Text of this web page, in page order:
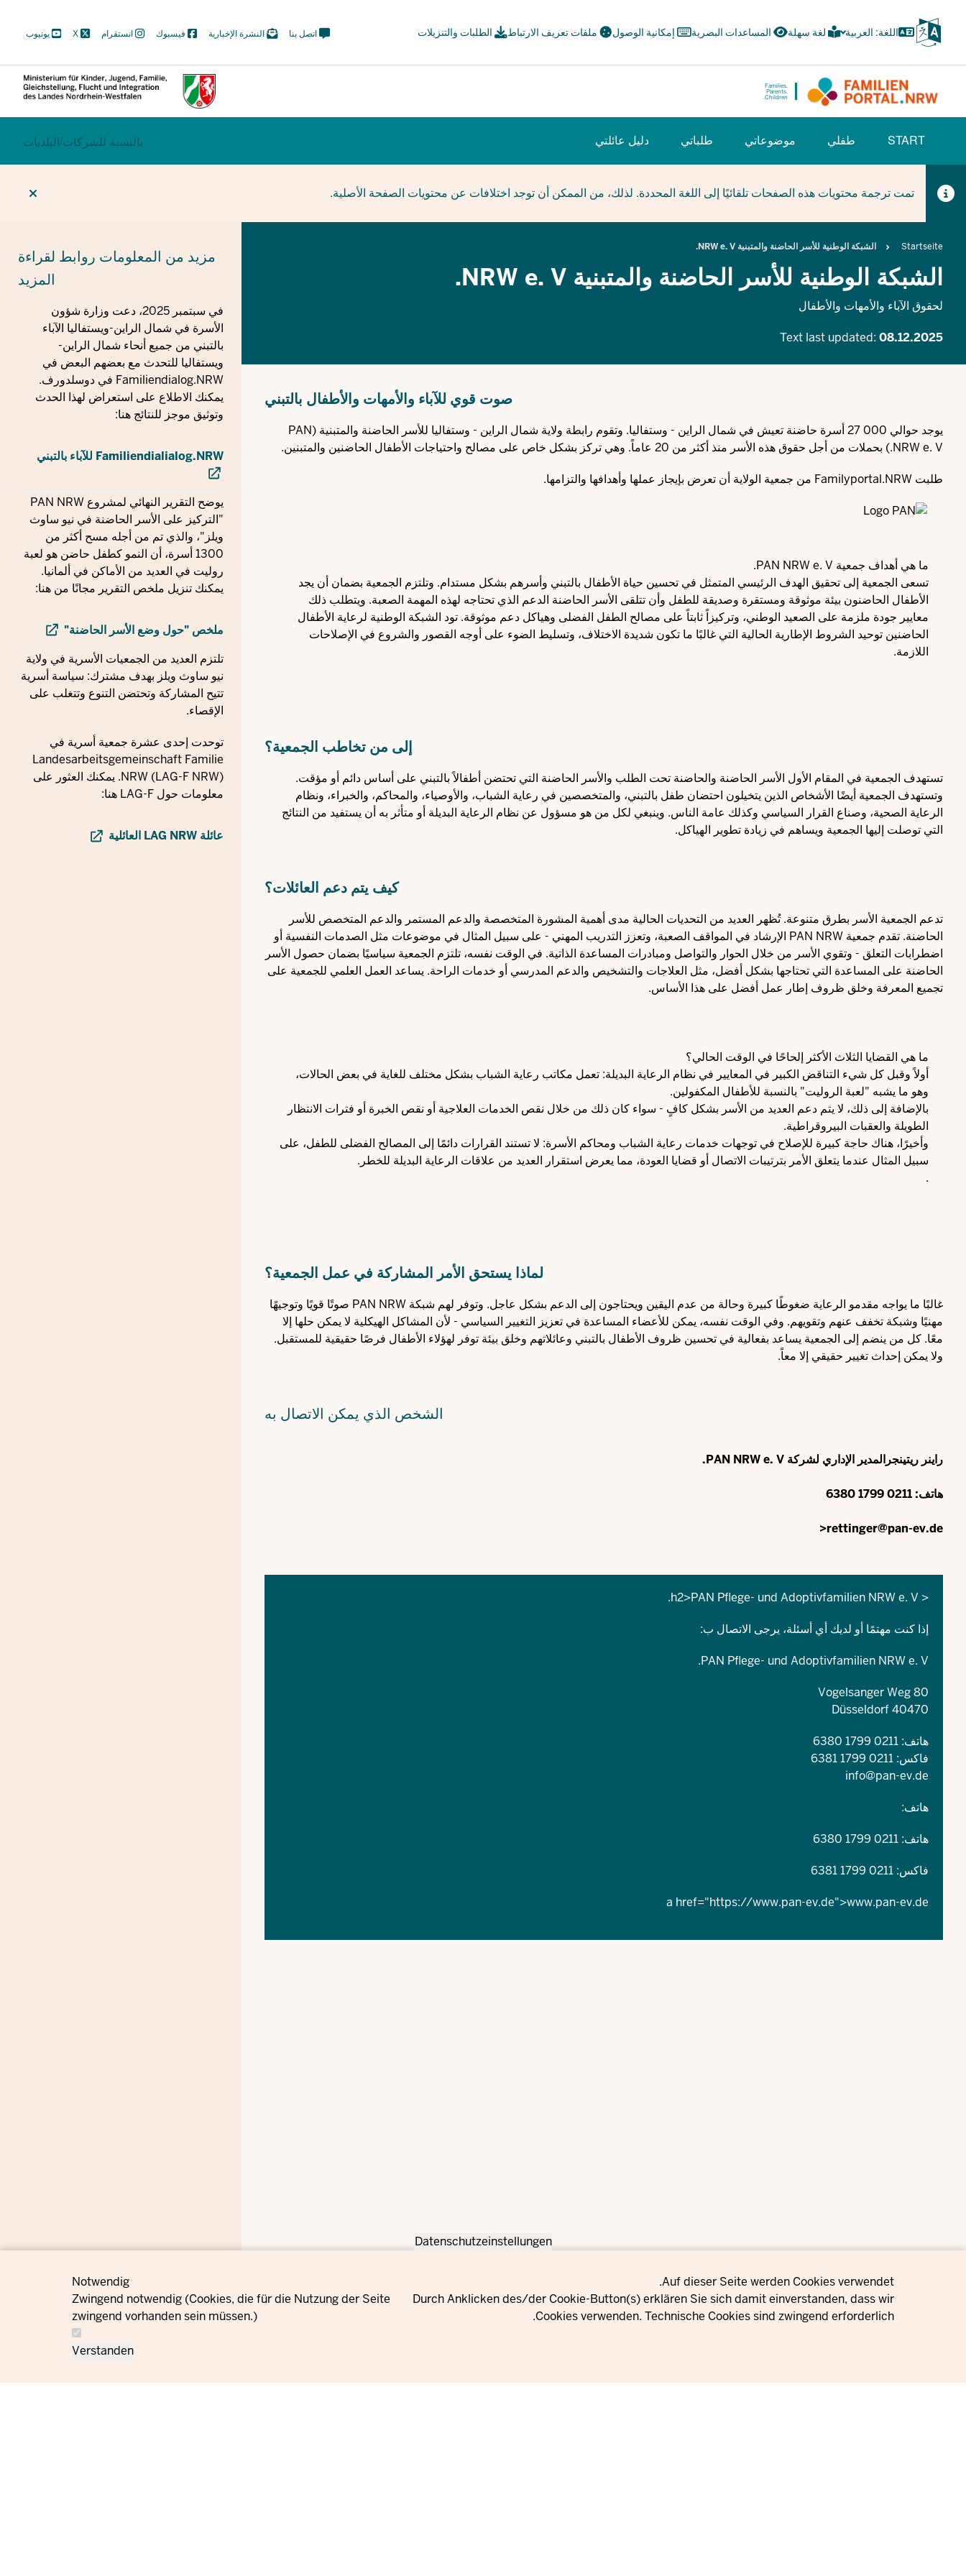
Privacy settings
Datenschutzeinstellungen
Auf dieser Seite werden Cookies verwendet.
Durch Anklicken des/der Cookie-Button(s) erklären Sie sich damit einverstanden, dass wir
Cookies verwenden. Technische Cookies sind zwingend erforderlich.
Notwendig
Zwingend notwendig (Cookies, die für die Nutzung der Seite
zwingend vorhanden sein müssen.)
Verstanden
main
اللغة: العربية لغة سهلة المساعدات البصرية إمكانية الوصول ملفات تعريف الارتباط الطلبات والتنزيلات
Meta
Social
اتصل بنا النشرة الإخبارية فيسبوك انستقرام X يوتيوب
Families.
Parents.
Children.
(BÜRGERBEREICH)
START طفلي موضوعاتي طلباتي دليل عائلتي BEREICHSWECHSEL
بالنسبة للشركات/البلديات
تمت ترجمة محتويات هذه الصفحات تلقائيًا إلى اللغة المحددة. لذلك، من الممكن أن توجد اختلافات عن محتويات الصفحة الأصلية.
Breadcrumb
Startseite الشبكة الوطنية للأسر الحاضنة والمتبنية NRW e. V.
الشبكة الوطنية للأسر الحاضنة والمتبنية NRW e. V.
لحقوق الآباء والأمهات والأطفال
Text last updated: 08.12.2025
صوت قوي للآباء والأمهات والأطفال بالتبني
يوجد حوالي 000 27 أسرة حاضنة تعيش في شمال الراين - وستفاليا. وتقوم رابطة ولاية شمال الراين - وستفاليا للأسر الحاضنة والمتبنية (PAN
NRW e. V.) بحملات من أجل حقوق هذه الأسر منذ أكثر من 20 عاماً. وهي تركز بشكل خاص على مصالح واحتياجات الأطفال الحاضنين والمتبنين.
طلبت Familyportal.NRW من جمعية الولاية أن تعرض بإيجاز عملها وأهدافها والتزامها.
ما هي أهداف جمعية PAN NRW e. V.
تسعى الجمعية إلى تحقيق الهدف الرئيسي المتمثل في تحسين حياة الأطفال بالتبني وأسرهم بشكل مستدام. وتلتزم الجمعية بضمان أن يجد
الأطفال الحاضنون بيئة موثوقة ومستقرة وصديقة للطفل وأن تتلقى الأسر الحاضنة الدعم الذي تحتاجه لهذه المهمة الصعبة. ويتطلب ذلك
معايير جودة ملزمة على الصعيد الوطني، وتركيزاً ثابتاً على مصالح الطفل الفضلى وهياكل دعم موثوقة. تود الشبكة الوطنية لرعاية الأطفال
الحاضنين توحيد الشروط الإطارية الحالية التي غالبًا ما تكون شديدة الاختلاف، وتسليط الضوء على أوجه القصور والشروع في الإصلاحات
اللازمة.
إلى من تخاطب الجمعية؟
تستهدف الجمعية في المقام الأول الأسر الحاضنة والحاضنة تحت الطلب والأسر الحاضنة التي تحتضن أطفالاً بالتبني على أساس دائم أو مؤقت.
وتستهدف الجمعية أيضًا الأشخاص الذين يتخيلون احتضان طفل بالتبني، والمتخصصين في رعاية الشباب، والأوصياء، والمحاكم، والخبراء، ونظام
الرعاية الصحية، وصناع القرار السياسي وكذلك عامة الناس. وينبغي لكل من هو مسؤول عن نظام الرعاية البديلة أو متأثر به أن يستفيد من النتائج
التي توصلت إليها الجمعية ويساهم في زيادة تطوير الهياكل.
كيف يتم دعم العائلات؟
تدعم الجمعية الأسر بطرق متنوعة. تُظهر العديد من التحديات الحالية مدى أهمية المشورة المتخصصة والدعم المستمر والدعم المتخصص للأسر
الحاضنة. تقدم جمعية PAN NRW الإرشاد في المواقف الصعبة، وتعزز التدريب المهني - على سبيل المثال في موضوعات مثل الصدمات النفسية أو
اضطرابات التعلق - وتقوي الأسر من خلال الحوار والتواصل ومبادرات المساعدة الذاتية. في الوقت نفسه، تلتزم الجمعية سياسيًا بضمان حصول الأسر
الحاضنة على المساعدة التي تحتاجها بشكل أفضل، مثل العلاجات والتشخيص والدعم المدرسي أو خدمات الراحة. يساعد العمل العلمي للجمعية على
تجميع المعرفة وخلق ظروف إطار عمل أفضل على هذا الأساس.
ما هي القضايا الثلاث الأكثر إلحاحًا في الوقت الحالي؟
أولاً وقبل كل شيء التناقض الكبير في المعايير في نظام الرعاية البديلة: تعمل مكاتب رعاية الشباب بشكل مختلف للغاية في بعض الحالات،
وهو ما يشبه "لعبة الروليت" بالنسبة للأطفال المكفولين.
بالإضافة إلى ذلك، لا يتم دعم العديد من الأسر بشكل كافٍ - سواء كان ذلك من خلال نقص الخدمات العلاجية أو نقص الخبرة أو فترات الانتظار
الطويلة والعقبات البيروقراطية.
وأخيرًا، هناك حاجة كبيرة للإصلاح في توجهات خدمات رعاية الشباب ومحاكم الأسرة: لا تستند القرارات دائمًا إلى المصالح الفضلى للطفل، على
سبيل المثال عندما يتعلق الأمر بترتيبات الاتصال أو قضايا العودة، مما يعرض استقرار العديد من علاقات الرعاية البديلة للخطر.
.
لماذا يستحق الأمر المشاركة في عمل الجمعية؟
غالبًا ما يواجه مقدمو الرعاية ضغوطًا كبيرة وحالة من عدم اليقين ويحتاجون إلى الدعم بشكل عاجل. وتوفر لهم شبكة PAN NRW صوتًا قويًا وتوجيهًا
مهنيًا وشبكة تخفف عنهم وتقويهم. وفي الوقت نفسه، يمكن للأعضاء المساعدة في تعزيز التغيير السياسي - لأن المشاكل الهيكلية لا يمكن حلها إلا
معًا. كل من ينضم إلى الجمعية يساعد بفعالية في تحسين ظروف الأطفال بالتبني وعائلاتهم وخلق بيئة توفر لهؤلاء الأطفال فرصًا حقيقية للمستقبل.
ولا يمكن إحداث تغيير حقيقي إلا معاً.
الشخص الذي يمكن الاتصال به
راينر ريتينجرالمدير الإداري لشركة PAN NRW e. V.
هاتف: 0211 1799 6380
rettinger@pan-ev.de<
< h2>PAN Pflege- und Adoptivfamilien NRW e. V.
إذا كنت مهتمًا أو لديك أي أسئلة، يرجى الاتصال ب:
PAN Pflege- und Adoptivfamilien NRW e. V.
Vogelsanger Weg 80
40470 Düsseldorf
هاتف: 0211 1799 6380
فاكس: 0211 1799 6381
info@pan-ev.de
هاتف:
هاتف: 0211 1799 6380
فاكس: 0211 1799 6381
a href="https://www.pan-ev.de">www.pan-ev.de
مزيد من المعلومات روابط لقراءة
المزيد
في سبتمبر 2025، دعت وزارة شؤون
الأسرة في شمال الراين-ويستفاليا الآباء
بالتبني من جميع أنحاء شمال الراين-
ويستفاليا للتحدث مع بعضهم البعض في
Familiendialog.NRW في دوسلدورف.
يمكنك الاطلاع على استعراض لهذا الحدث
وتوثيق موجز للنتائج هنا:
Familiendialialog.NRW للآباء بالتبني
يوضح التقرير النهائي لمشروع PAN NRW
"التركيز على الأسر الحاضنة في نيو ساوث
ويلز"، والذي تم من أجله مسح أكثر من
1300 أسرة، أن النمو كطفل حاضن هو لعبة
روليت في العديد من الأماكن في ألمانيا.
يمكنك تنزيل ملخص التقرير مجانًا من هنا:
ملخص "حول وضع الأسر الحاضنة"
تلتزم العديد من الجمعيات الأسرية في ولاية
نيو ساوث ويلز بهدف مشترك: سياسة أسرية
تتيح المشاركة وتحتضن التنوع وتتغلب على
الإقصاء.
توحدت إحدى عشرة جمعية أسرية في
Landesarbeitsgemeinschaft Familie
NRW (LAG-F NRW). يمكنك العثور على
معلومات حول LAG-F هنا:
عائلة LAG NRW العائلية